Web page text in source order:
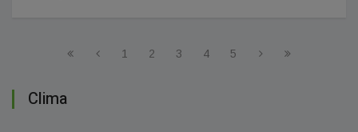
1 2 3 4 5
Clima